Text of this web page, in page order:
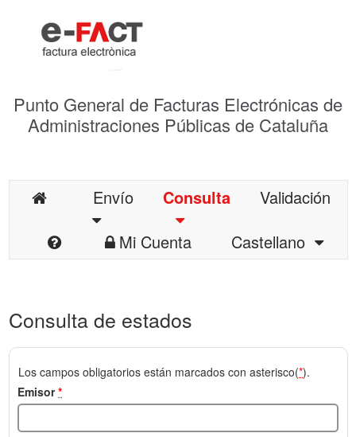
Punto General de Facturas Electrónicas de
Administraciones Públicas de Cataluña
Envío Consulta
Validación
Mi Cuenta
Castellano
Consulta de estados
Los campos obligatorios están marcados con asterisco(*).
Emisor*